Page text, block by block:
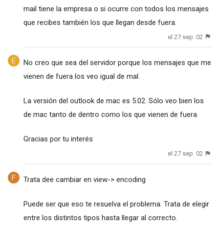
mail tiene la empresa o si ocurre con todos los mensajes
que recibes también los que llegan desde fuera.
el 27 sep. 02
No creo que sea del servidor porque los mensajes que me
vienen de fuera los veo igual de mal.
La versión del outlook de mac es 5.02. Sólo veo bien los
de mac tanto de dentro como los que vienen de fuera
Gracias por tu interés
el 27 sep. 02
Trata dee cambiar en view-> encoding
Puede ser que eso te resuelva el problema. Trata de elegir
entre los distintos tipos hasta llegar al correcto.